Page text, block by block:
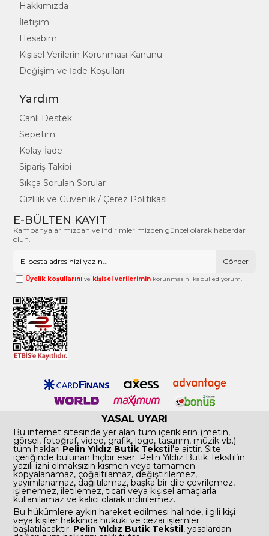
Hakkımızda
İletişim
Hesabım
Kişisel Verilerin Korunması Kanunu
Değişim ve İade Koşulları
Yardım
Canlı Destek
Sepetim
Kolay İade
Sipariş Takibi
Sıkça Sorulan Sorular
Gizlilik ve Güvenlik / Çerez Politikası
E-BÜLTEN KAYIT
Kampanyalarımızdan ve indirimlerimizden güncel olarak haberdar
olun.
Gönder
Üyelik koşullarını ve kişisel verilerimin korunmasını kabul ediyorum.
YASAL UYARI
Bu internet sitesinde yer alan tüm içeriklerin (metin,
görsel, fotoğraf, video, grafik, logo, tasarım, müzik vb.)
tüm haklarıPelin Yıldız Butik Tekstil'e aittir. Site
içeriğinde bulunan hiçbir eser; Pelin Yıldız Butik Tekstil’in
yazılı izni olmaksızın kısmen veya tamamen
kopyalanamaz, çoğaltılamaz, değiştirilemez,
yayımlanamaz, dağıtılamaz, başka bir dile çevrilemez,
işlenemez, iletilemez, ticari veya kişisel amaçlarla
kullanılamaz ve kalıcı olarak indirilemez.
Bu hükümlere aykırı hareket edilmesi halinde, ilgili kişi
veya kişiler hakkında hukuki ve cezai işlemler
başlatılacaktır. Pelin Yıldız Butik Tekstil, yasalardan